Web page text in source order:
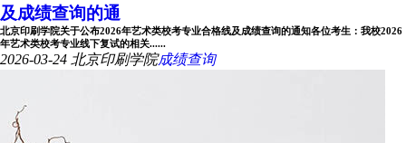
及成绩查询的通
北京印刷学院关于公布2026年艺术类校考专业合格线及成绩查询的通知各位考生：我校2026
年艺术类校考专业线下复试的相关......
2026-03-24 北京印刷学院成绩查询